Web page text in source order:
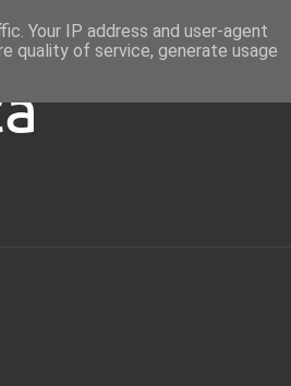
Your IP address and user-agent
quality of service, generate usage